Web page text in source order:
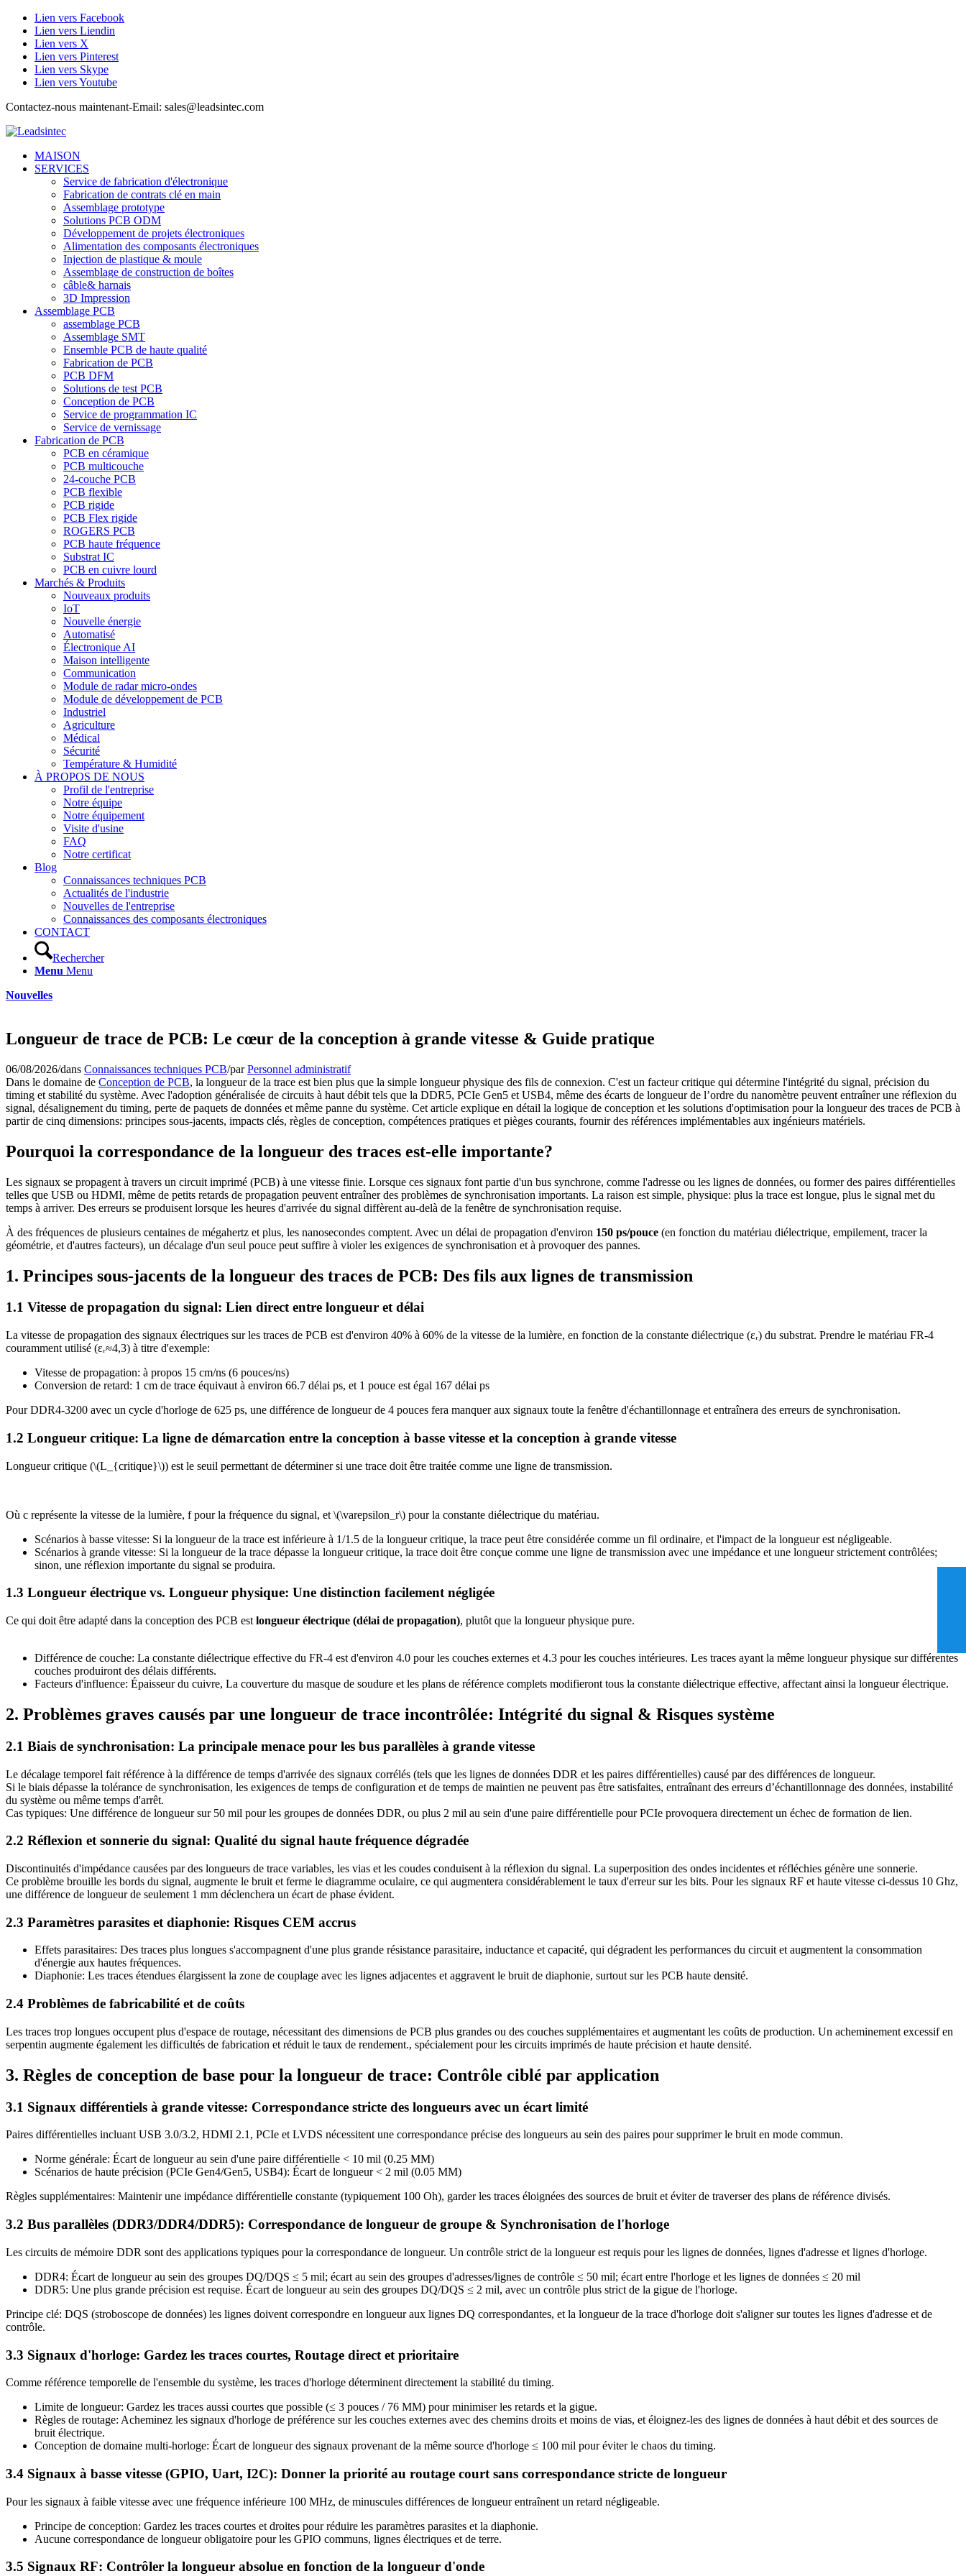
Lien vers Facebook
Lien vers Liendin
Lien vers X
Lien vers Pinterest
Lien vers Skype
Lien vers Youtube
Contactez-nous maintenant-Email: sales@leadsintec.com
MAISON
SERVICES
Service de fabrication d'électronique
Fabrication de contrats clé en main
Assemblage prototype
Solutions PCB ODM
Développement de projets électroniques
Alimentation des composants électroniques
Injection de plastique & moule
Assemblage de construction de boîtes
câble& harnais
3D Impression
Assemblage PCB
assemblage PCB
Assemblage SMT
Ensemble PCB de haute qualité
Fabrication de PCB
PCB DFM
Solutions de test PCB
Conception de PCB
Service de programmation IC
Service de vernissage
Fabrication de PCB
PCB en céramique
PCB multicouche
24-couche PCB
PCB flexible
PCB rigide
PCB Flex rigide
ROGERS PCB
PCB haute fréquence
Substrat IC
PCB en cuivre lourd
Marchés & Produits
Nouveaux produits
IoT
Nouvelle énergie
Automatisé
Électronique AI
Maison intelligente
Communication
Module de radar micro-ondes
Module de développement de PCB
Industriel
Agriculture
Médical
Sécurité
Température & Humidité
À PROPOS DE NOUS
Profil de l'entreprise
Notre équipe
Notre équipement
Visite d'usine
FAQ
Notre certificat
Blog
Connaissances techniques PCB
Actualités de l'industrie
Nouvelles de l'entreprise
Connaissances des composants électroniques
CONTACT
Rechercher
Menu Menu
Nouvelles
Longueur de trace de PCB: Le cœur de la conception à grande vitesse & Guide pratique
06/08/2026/dans Connaissances techniques PCB/parPersonnel administratif
Dans le domaine de Conception de PCB, la longueur de la trace est bien plus que la simple longueur physique des fils de connexion. C'est un facteur critique qui détermine l'intégrité du signal, précision du
timing et stabilité du système. Avec l'adoption généralisée de circuits à haut débit tels que la DDR5, PCIe Gen5 et USB4, même des écarts de longueur de l’ordre du nanomètre peuvent entraîner une réflexion du
signal, désalignement du timing, perte de paquets de données et même panne du système. Cet article explique en détail la logique de conception et les solutions d'optimisation pour la longueur des traces de PCB à
partir de cinq dimensions: principes sous-jacents, impacts clés, règles de conception, compétences pratiques et pièges courants, fournir des références implémentables aux ingénieurs matériels.
Pourquoi la correspondance de la longueur des traces est-elle importante?
Les signaux se propagent à travers un circuit imprimé (PCB) à une vitesse finie. Lorsque ces signaux font partie d'un bus synchrone, comme l'adresse ou les lignes de données, ou former des paires différentielles
telles que USB ou HDMI, même de petits retards de propagation peuvent entraîner des problèmes de synchronisation importants. La raison est simple, physique: plus la trace est longue, plus le signal met du
temps à arriver. Des erreurs se produisent lorsque les heures d'arrivée du signal diffèrent au-delà de la fenêtre de synchronisation requise.
À des fréquences de plusieurs centaines de mégahertz et plus, les nanosecondes comptent. Avec un délai de propagation d'environ 150 ps/pouce (en fonction du matériau diélectrique, empilement, tracer la
géométrie, et d'autres facteurs), un décalage d'un seul pouce peut suffire à violer les exigences de synchronisation et à provoquer des pannes.
1. Principes sous-jacents de la longueur des traces de PCB: Des fils aux lignes de transmission
1.1 Vitesse de propagation du signal: Lien direct entre longueur et délai
La vitesse de propagation des signaux électriques sur les traces de PCB est d'environ 40% à 60% de la vitesse de la lumière, en fonction de la constante diélectrique (εᵣ) du substrat. Prendre le matériau FR-4
couramment utilisé (εᵣ≈4,3) à titre d'exemple:
Vitesse de propagation: à propos 15 cm/ns (6 pouces/ns)
Conversion de retard: 1 cm de trace équivaut à environ 66.7 délai ps, et 1 pouce est égal 167 délai ps
Pour DDR4-3200 avec un cycle d'horloge de 625 ps, une différence de longueur de 4 pouces fera manquer aux signaux toute la fenêtre d'échantillonnage et entraînera des erreurs de synchronisation.
1.2 Longueur critique: La ligne de démarcation entre la conception à basse vitesse et la conception à grande vitesse
Longueur critique (\(L_{critique}\)) est le seuil permettant de déterminer si une trace doit être traitée comme une ligne de transmission.
Où c représente la vitesse de la lumière, f pour la fréquence du signal, et \(\varepsilon_r\) pour la constante diélectrique du matériau.
Scénarios à basse vitesse: Si la longueur de la trace est inférieure à 1/1.5 de la longueur critique, la trace peut être considérée comme un fil ordinaire, et l'impact de la longueur est négligeable.
Scénarios à grande vitesse: Si la longueur de la trace dépasse la longueur critique, la trace doit être conçue comme une ligne de transmission avec une impédance et une longueur strictement contrôlées;
sinon, une réflexion importante du signal se produira.
1.3 Longueur électrique vs. Longueur physique: Une distinction facilement négligée
Ce qui doit être adapté dans la conception des PCB est longueur électrique (délai de propagation), plutôt que la longueur physique pure.
Différence de couche: La constante diélectrique effective du FR-4 est d'environ 4.0 pour les couches externes et 4.3 pour les couches intérieures. Les traces ayant la même longueur physique sur différentes
couches produiront des délais différents.
Facteurs d'influence: Épaisseur du cuivre, La couverture du masque de soudure et les plans de référence complets modifieront tous la constante diélectrique effective, affectant ainsi la longueur électrique.
2. Problèmes graves causés par une longueur de trace incontrôlée: Intégrité du signal & Risques système
2.1 Biais de synchronisation: La principale menace pour les bus parallèles à grande vitesse
Le décalage temporel fait référence à la différence de temps d'arrivée des signaux corrélés (tels que les lignes de données DDR et les paires différentielles) causé par des différences de longueur.
Si le biais dépasse la tolérance de synchronisation, les exigences de temps de configuration et de temps de maintien ne peuvent pas être satisfaites, entraînant des erreurs d’échantillonnage des données, instabilité
du système ou même temps d'arrêt.
Cas typiques: Une différence de longueur sur 50 mil pour les groupes de données DDR, ou plus 2 mil au sein d'une paire différentielle pour PCIe provoquera directement un échec de formation de lien.
2.2 Réflexion et sonnerie du signal: Qualité du signal haute fréquence dégradée
Discontinuités d'impédance causées par des longueurs de trace variables, les vias et les coudes conduisent à la réflexion du signal. La superposition des ondes incidentes et réfléchies génère une sonnerie.
Ce problème brouille les bords du signal, augmente le bruit et ferme le diagramme oculaire, ce qui augmentera considérablement le taux d'erreur sur les bits. Pour les signaux RF et haute vitesse ci-dessus 10 Ghz,
une différence de longueur de seulement 1 mm déclenchera un écart de phase évident.
2.3 Paramètres parasites et diaphonie: Risques CEM accrus
Effets parasitaires: Des traces plus longues s'accompagnent d'une plus grande résistance parasitaire, inductance et capacité, qui dégradent les performances du circuit et augmentent la consommation
d'énergie aux hautes fréquences.
Diaphonie: Les traces étendues élargissent la zone de couplage avec les lignes adjacentes et aggravent le bruit de diaphonie, surtout sur les PCB haute densité.
2.4 Problèmes de fabricabilité et de coûts
Les traces trop longues occupent plus d'espace de routage, nécessitant des dimensions de PCB plus grandes ou des couches supplémentaires et augmentant les coûts de production. Un acheminement excessif en
serpentin augmente également les difficultés de fabrication et réduit le taux de rendement., spécialement pour les circuits imprimés de haute précision et haute densité.
3. Règles de conception de base pour la longueur de trace: Contrôle ciblé par application
3.1 Signaux différentiels à grande vitesse: Correspondance stricte des longueurs avec un écart limité
Paires différentielles incluant USB 3.0/3.2, HDMI 2.1, PCIe et LVDS nécessitent une correspondance précise des longueurs au sein des paires pour supprimer le bruit en mode commun.
Norme générale: Écart de longueur au sein d'une paire différentielle < 10 mil (0.25 MM)
Scénarios de haute précision (PCIe Gen4/Gen5, USB4): Écart de longueur < 2 mil (0.05 MM)
Règles supplémentaires: Maintenir une impédance différentielle constante (typiquement 100 Oh), garder les traces éloignées des sources de bruit et éviter de traverser des plans de référence divisés.
3.2 Bus parallèles (DDR3/DDR4/DDR5): Correspondance de longueur de groupe & Synchronisation de l'horloge
Les circuits de mémoire DDR sont des applications typiques pour la correspondance de longueur. Un contrôle strict de la longueur est requis pour les lignes de données, lignes d'adresse et lignes d'horloge.
DDR4: Écart de longueur au sein des groupes DQ/DQS ≤ 5 mil; écart au sein des groupes d'adresses/lignes de contrôle ≤ 50 mil; écart entre l'horloge et les lignes de données ≤ 20 mil
DDR5: Une plus grande précision est requise. Écart de longueur au sein des groupes DQ/DQS ≤ 2 mil, avec un contrôle plus strict de la gigue de l'horloge.
Principe clé: DQS (stroboscope de données) les lignes doivent correspondre en longueur aux lignes DQ correspondantes, et la longueur de la trace d'horloge doit s'aligner sur toutes les lignes d'adresse et de
contrôle.
3.3 Signaux d'horloge: Gardez les traces courtes, Routage direct et prioritaire
Comme référence temporelle de l'ensemble du système, les traces d'horloge déterminent directement la stabilité du timing.
Limite de longueur: Gardez les traces aussi courtes que possible (≤ 3 pouces / 76 MM) pour minimiser les retards et la gigue.
Règles de routage: Acheminez les signaux d'horloge de préférence sur les couches externes avec des chemins droits et moins de vias, et éloignez-les des lignes de données à haut débit et des sources de
bruit électrique.
Conception de domaine multi-horloge: Écart de longueur des signaux provenant de la même source d'horloge ≤ 100 mil pour éviter le chaos du timing.
3.4 Signaux à basse vitesse (GPIO, Uart, I2C): Donner la priorité au routage court sans correspondance stricte de longueur
Pour les signaux à faible vitesse avec une fréquence inférieure 100 MHz, de minuscules différences de longueur entraînent un retard négligeable.
Principe de conception: Gardez les traces courtes et droites pour réduire les paramètres parasites et la diaphonie.
Aucune correspondance de longueur obligatoire pour les GPIO communs, lignes électriques et de terre.
3.5 Signaux RF: Contrôler la longueur absolue en fonction de la longueur d'onde